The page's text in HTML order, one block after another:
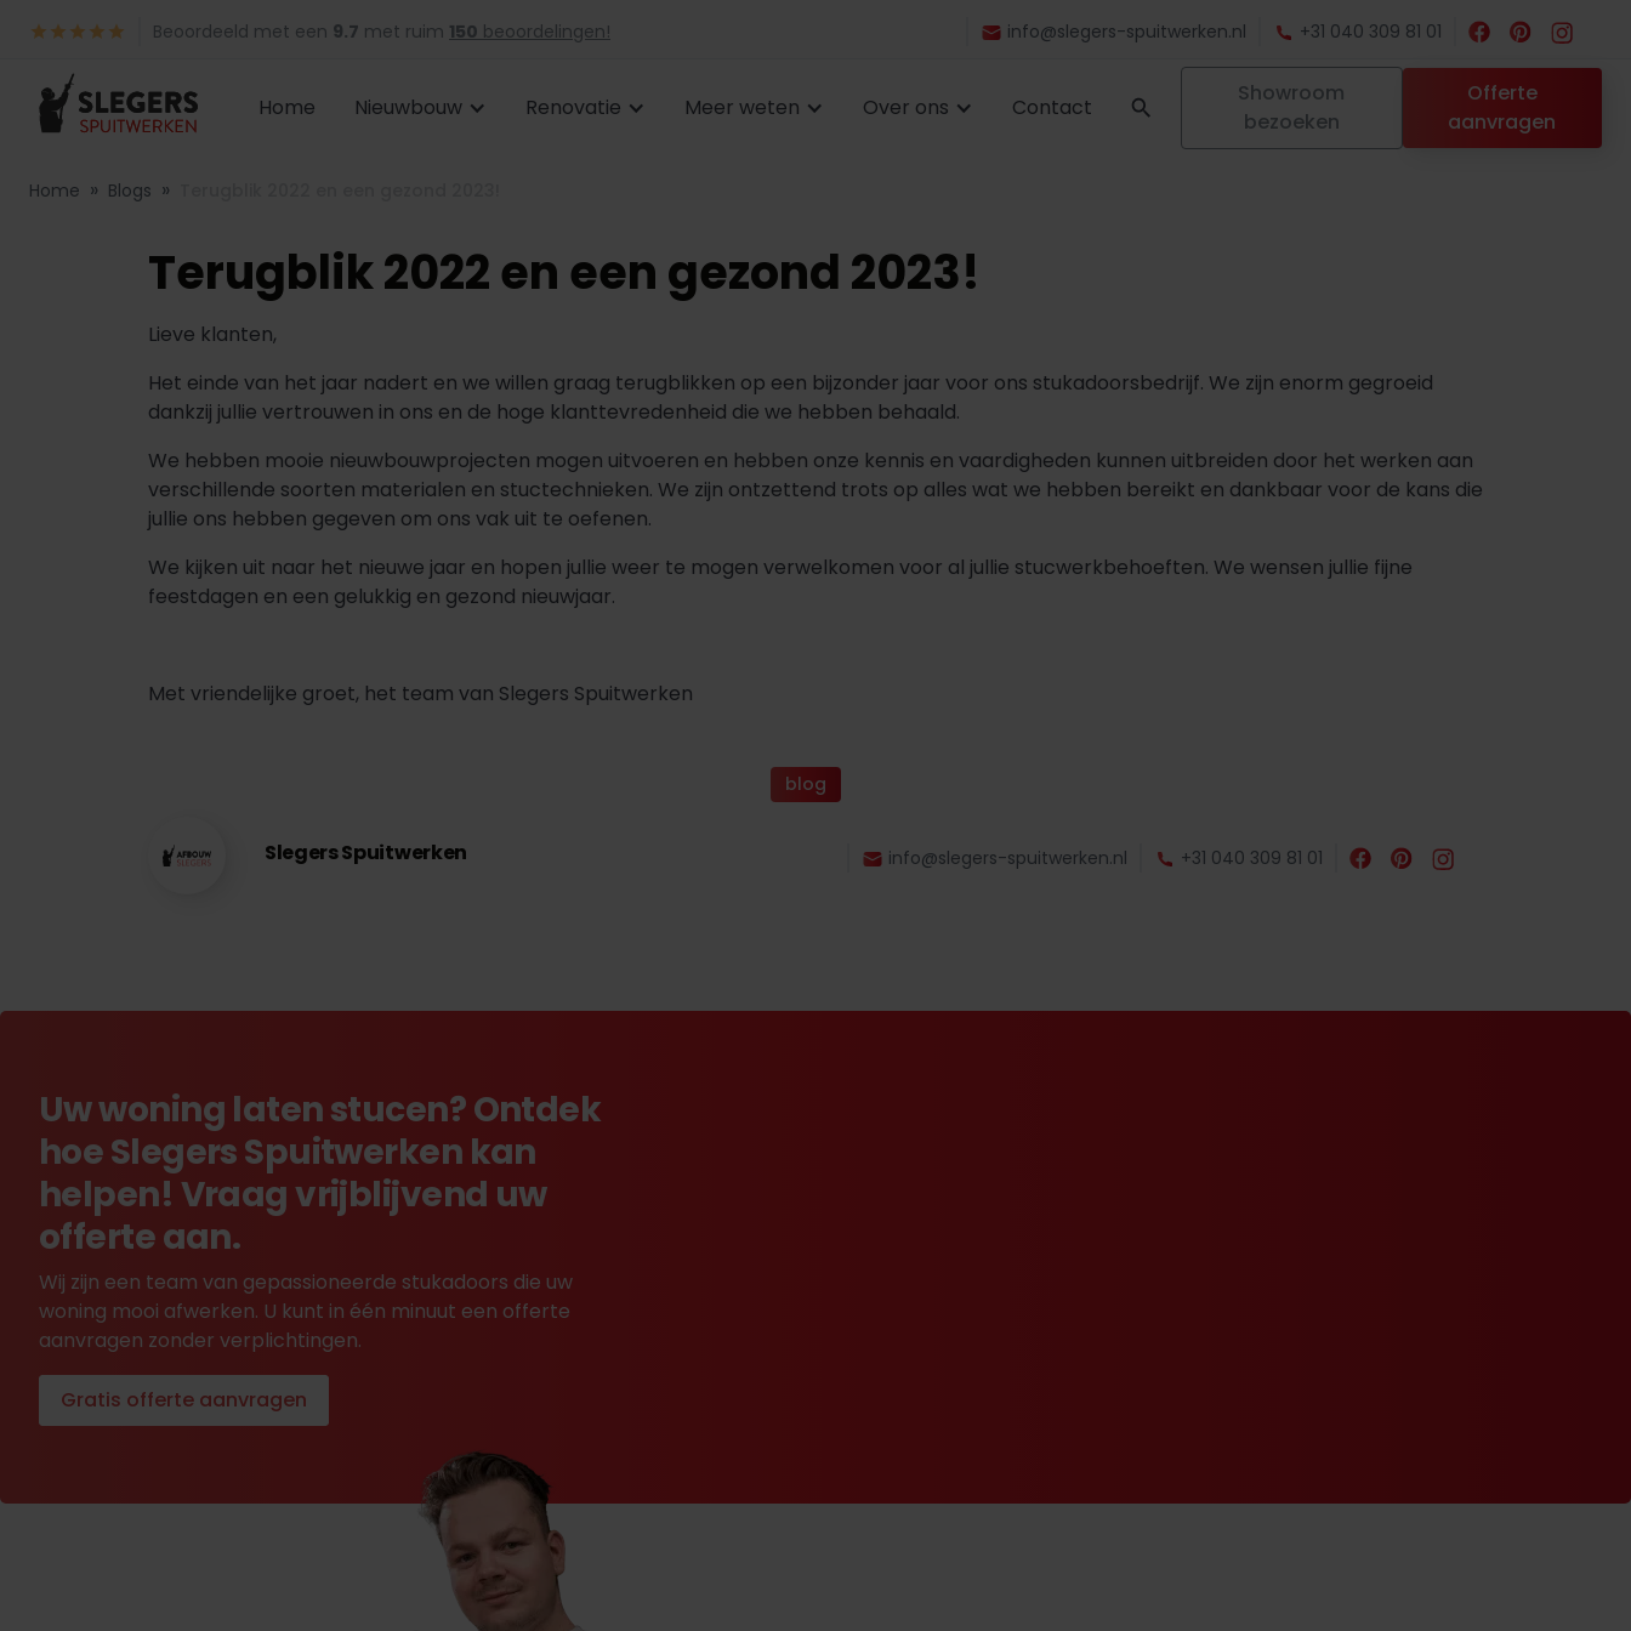
Beoordeeld met een 9.7 met ruim 150 beoordelingen! info@slegers-spuitwerken.nl +31 040 309 81 01
Home Nieuwbouw Renovatie Meer weten Over ons Contact
Showroom
bezoeken
Offerte
aanvragen
Home » Blogs »
Terugblik 2022 en een gezond 2023!
Lieve klanten,
Het einde van het jaar nadert en we willen graag terugblikken op een bijzonder jaar voor ons stukadoorsbedrijf. We zijn enorm gegroeid
dankzij jullie vertrouwen in ons en de hoge klanttevredenheid die we hebben behaald.
We hebben mooie nieuwbouwprojecten mogen uitvoeren en hebben onze kennis en vaardigheden kunnen uitbreiden door het werken aan
verschillende soorten materialen en stuctechnieken. We zijn ontzettend trots op alles wat we hebben bereikt en dankbaar voor de kans die
jullie ons hebben gegeven om ons vak uit te oefenen.
We kijken uit naar het nieuwe jaar en hopen jullie weer te mogen verwelkomen voor al jullie stucwerkbehoeften. We wensen jullie fijne
feestdagen en een gelukkig en gezond nieuwjaar.
Met vriendelijke groet, het team van Slegers Spuitwerken
blog
Slegers Spuitwerken info@slegers-spuitwerken.nl +31 040 309 81 01
Uw woning laten stucen? Ontdek
hoe Slegers Spuitwerken kan
helpen! Vraag vrijblijvend uw
offerte aan.
Wij zijn een team van gepassioneerde stukadoors die uw
woning mooi afwerken. U kunt in één minuut een offerte
aanvragen zonder verplichtingen.
Gratis offerte aanvragen